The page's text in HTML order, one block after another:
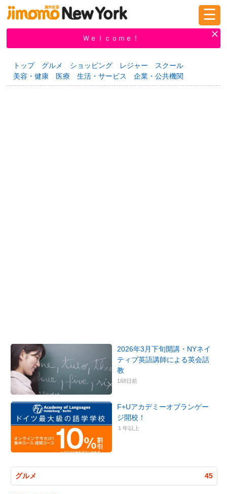
新規登録
掲示板 タウン情報 教えて！
☰
Ｗｅｌｃｏｍｅ！
トップ グルメ ショッピング レジャー
スクール
美容・健康
医療 生活・サービス 企業・公共機関
2026年3月下旬開講・NYネイ
ティブ英語講師による英会話
教
168日前
F+Uアカデミーオブランゲー
ジ開校！
１年以上
グルメ 45